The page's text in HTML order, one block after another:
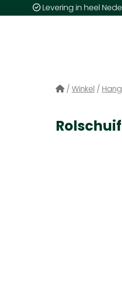
Levering in heel
/ Winkel /